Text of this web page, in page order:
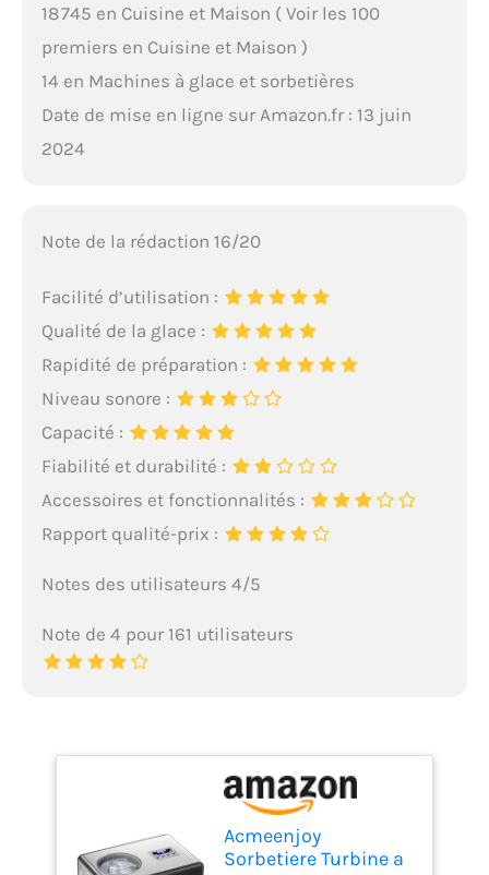
18 745 en Cuisine et Maison ( Voir les 100
premiers en Cuisine et Maison )
14 en Machines à glace et sorbetières
Date de mise en ligne sur Amazon.fr : 13 juin
2024
Note de la rédaction 16/20
Facilité d’utilisation :
Qualité de la glace :
Rapidité de préparation :
Niveau sonore :
Capacité :
Fiabilité et durabilité :
Accessoires et fonctionnalités :
Rapport qualité-prix :
Notes des utilisateurs 4/5
Note de 4 pour 161 utilisateurs
Acmeenjoy
Sorbetiere Turbine a